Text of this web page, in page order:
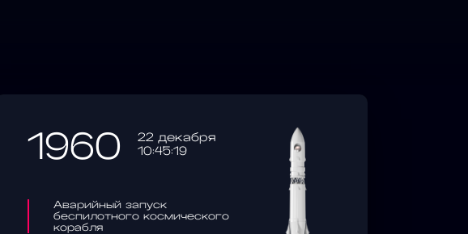
1960
22 декабря
10:45:19
Аварийный запуск
беспилотного космического
корабля